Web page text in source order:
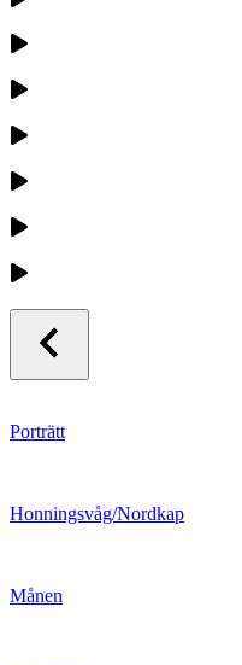
Porträtt
Honningsvåg/Nordkap
Månen